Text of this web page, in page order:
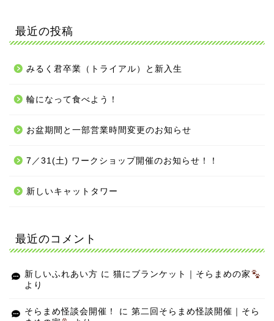
最近の投稿
みるく君卒業（トライアル）と新入生
輪になって食べよう！
お盆期間と一部営業時間変更のお知らせ
7／31(土) ワークショップ開催のお知らせ！！
新しいキャットタワー
最近のコメント
新しいふれあい方 に 猫にブランケット｜そらまめの家
より
そらまめ怪談会開催！ に 第二回そらまめ怪談開催｜そら